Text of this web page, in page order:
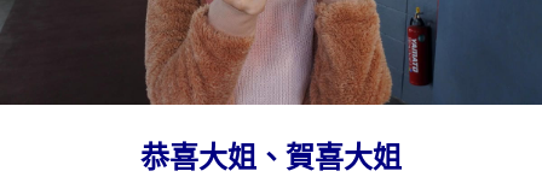
恭喜大姐、賀喜大姐